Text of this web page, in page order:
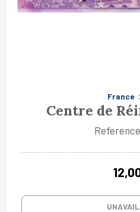
France
Centre de